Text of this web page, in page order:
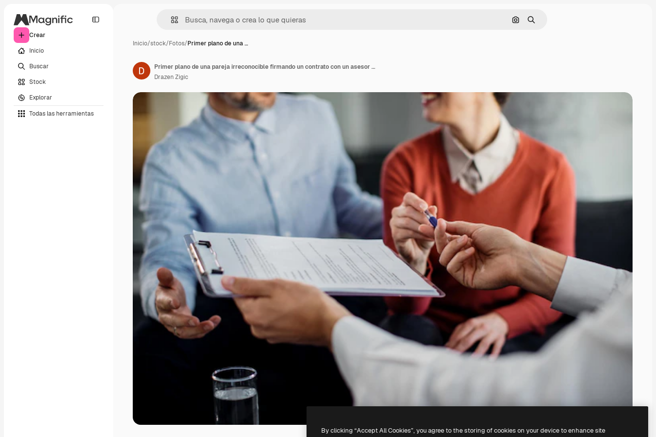
Crear
Inicio
Buscar
Stock
Explorar
Todas las herramientas
Buscar por imagen
Buscar
Inicio/stock/Fotos/Primer plano de una …
Primer plano de una pareja irreconocible firmando un contrato con un asesor financiero
Drazen Zigic
By clicking “Accept All Cookies”, you agree to the storing of cookies on your device to enhance site